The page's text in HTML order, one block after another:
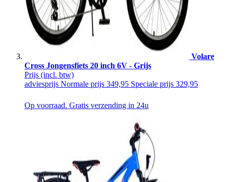
Volare
Cross Jongensfiets 20 inch 6V - Grijs
Prijs (incl. btw)
adviesprijs Normale prijs 349,95 Speciale prijs 329,95
Op voorraad. Gratis verzending in 24u